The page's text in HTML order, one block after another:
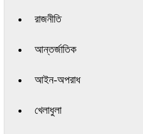
রাজনীতি
আন্তর্জাতিক
আইন-অপরাধ
খেলাধুলা